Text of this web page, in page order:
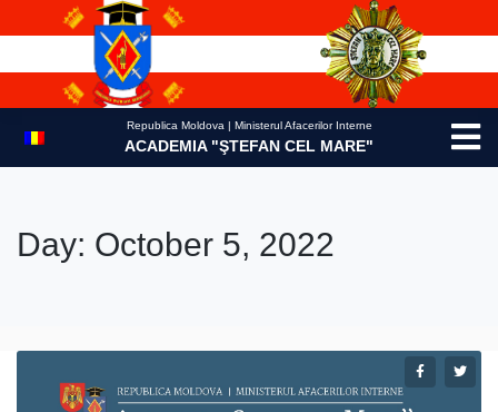
Republica Moldova | Ministerul Afacerilor Interne
ACADEMIA "ŞTEFAN CEL MARE"
Day: October 5, 2022